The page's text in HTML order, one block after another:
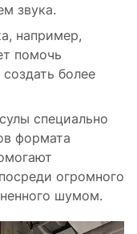
звука.
например,
помочь
более
специально
формата
огромного
шумом.